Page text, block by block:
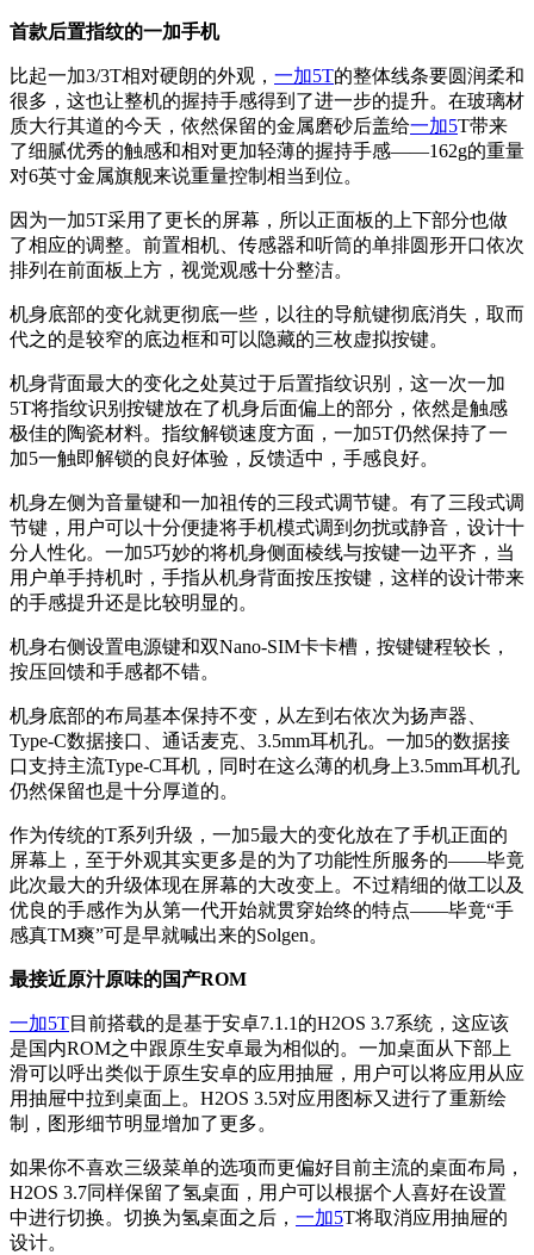
首款后置指纹的一加手机
比起一加3/3T相对硬朗的外观， 一加5T的整体线条要圆润柔和
很多，这也让整机的握持手感得到了进一步的提升。在玻璃材
质大行其道的今天，依然保留的金属磨砂后盖给一加5T带来
了细腻优秀的触感和相对更加轻薄的握持手感——162g的重量
对6英寸金属旗舰来说重量控制相当到位。
因为一加5T采用了更长的屏幕，所以正面板的上下部分也做
了相应的调整。前置相机、传感器和听筒的单排圆形开口依次
排列在前面板上方，视觉观感十分整洁。
机身底部的变化就更彻底一些，以往的导航键彻底消失，取而
代之的是较窄的底边框和可以隐藏的三枚虚拟按键。
机身背面最大的变化之处莫过于后置指纹识别，这一次一加
5T将指纹识别按键放在了机身后面偏上的部分，依然是触感
极佳的陶瓷材料。指纹解锁速度方面，一加5T仍然保持了一
加5一触即解锁的良好体验，反馈适中，手感良好。
机身左侧为音量键和一加祖传的三段式调节键。有了三段式调
节键，用户可以十分便捷将手机模式调到勿扰或静音，设计十
分人性化。一加5巧妙的将机身侧面棱线与按键一边平齐，当
用户单手持机时，手指从机身背面按压按键，这样的设计带来
的手感提升还是比较明显的。
机身右侧设置电源键和双Nano-SIM卡卡槽，按键键程较长，
按压回馈和手感都不错。
机身底部的布局基本保持不变，从左到右依次为扬声器、
Type-C数据接口、通话麦克、3.5mm耳机孔。一加5的数据接
口支持主流Type-C耳机，同时在这么薄的机身上3.5mm耳机孔
仍然保留也是十分厚道的。
作为传统的T系列升级，一加5最大的变化放在了手机正面的
屏幕上，至于外观其实更多是的为了功能性所服务的——毕竟
此次最大的升级体现在屏幕的大改变上。不过精细的做工以及
优良的手感作为从第一代开始就贯穿始终的特点——毕竟“手
感真TM爽”可是早就喊出来的Solgen。
最接近原汁原味的国产ROM
一加5T目前搭载的是基于安卓7.1.1的H2OS 3.7系统，这应该
是国内ROM之中跟原生安卓最为相似的。一加桌面从下部上
滑可以呼出类似于原生安卓的应用抽屉，用户可以将应用从应
用抽屉中拉到桌面上。H2OS 3.5对应用图标又进行了重新绘
制，图形细节明显增加了更多。
如果你不喜欢三级菜单的选项而更偏好目前主流的桌面布局，
H2OS 3.7同样保留了氢桌面，用户可以根据个人喜好在设置
中进行切换。切换为氢桌面之后， 一加5T将取消应用抽屉的
设计。